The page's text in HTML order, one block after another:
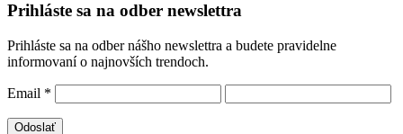
Prihláste sa na odber newslettra
Prihláste sa na odber nášho newslettra a budete pravidelne
informovaní o najnovších trendoch.
Email *